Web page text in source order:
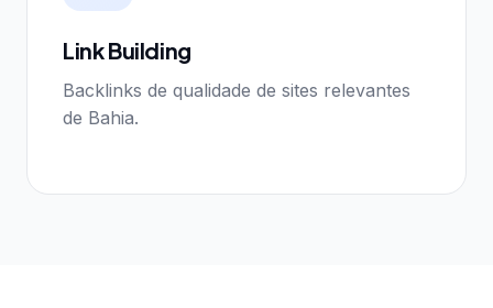
Link Building
Backlinks de qualidade de sites relevantes
de Bahia.